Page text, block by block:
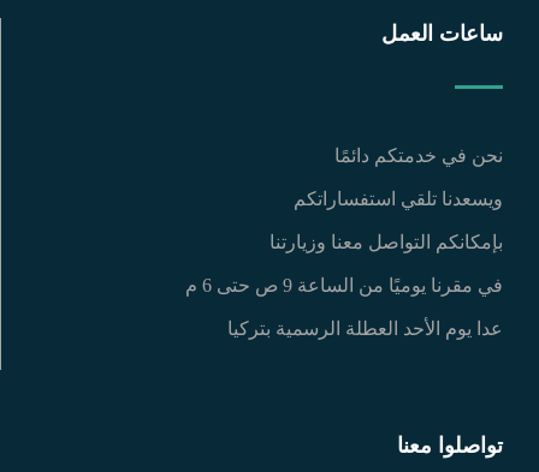
ساعات العمل
نحن في خدمتكم دائمًا
ويسعدنا تلقي استفساراتكم
بإمكانكم التواصل معنا وزيارتنا
في مقرنا يوميًا من الساعة 9 ص حتى 6 م
عدا يوم الأحد العطلة الرسمية بتركيا
تواصلوا معنا